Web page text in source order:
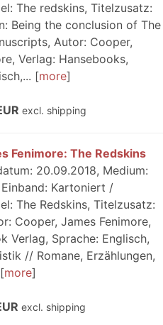
The redskins, Titelzusatz:
Being the conclusion of The
Autor: Cooper,
Verlag: Hansebooks,
more
excl. shipping
Fenimore: The Redskins
20.09.2018, Medium:
Kartoniert /
The Redskins, Titelzusatz:
Cooper, James Fenimore,
Verlag, Sprache: Englisch,
// Romane, Erzählungen,
more
excl. shipping